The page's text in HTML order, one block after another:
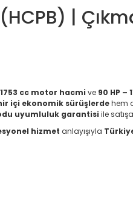
|
1753 cc motor hacmi ve 90 HP –
içi ekonomik sürüşlerdehem
uyumluluk garantisi ile
hizmet anlayışıyla